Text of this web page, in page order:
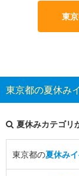
東
東京都の夏休み
夏休みカテゴリ
東京都の夏休み